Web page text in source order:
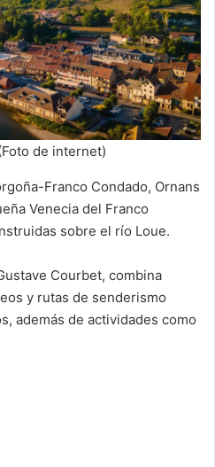
de internet)
Franco Condado, Ornans
Venecia del Franco
sobre el río Loue.
Courbet, combina
y rutas de senderismo
además de actividades como